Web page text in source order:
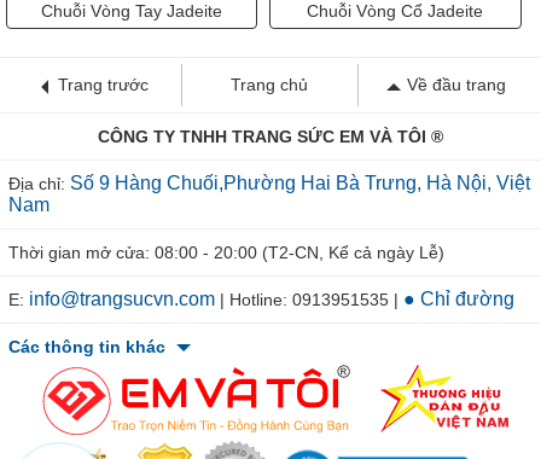
Chuỗi Vòng Tay Jadeite Chuỗi Vòng Cổ Jadeite
Trang trước Trang chủ Về đầu trang
CÔNG TY TNHH TRANG SỨC EM VÀ TÔI ®
Địa chỉ: Số 9 Hàng Chuối,Phường Hai Bà Trưng, Hà Nội, Việt
Nam
Thời gian mở cửa: 08:00 - 20:00 (T2-CN, Kể cả ngày Lễ)
E: info@trangsucvn.com | Hotline: 0913951535 | ● Chỉ đường
Các thông tin khác